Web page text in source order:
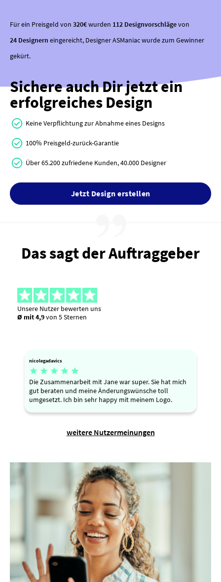
Für ein Preisgeld von 320€wurden 112 Designvorschlägevon
24 Designern eingereicht, Designer ASManiac wurde zum Gewinner
gekürt.
Sichere auch Dir jetzt ein
erfolgreiches Design
Keine Verpflichtung zur Abnahme eines Designs
100% Preisgeld-zurück-Garantie
Über 65.200 zufriedene Kunden, 40.000 Designer
Jetzt Design erstellen
Das sagt der Auftraggeber
Unsere Nutzer bewerten uns
Ø mit 4,9von 5 Sternen
nicolegadavics
    
Die Zusammenarbeit mit Jane war super. Sie hat mich
gut beraten und meine Änderungswünsche toll
umgesetzt. Ich bin sehr happy mit meinem Logo.
weitere Nutzermeinungen